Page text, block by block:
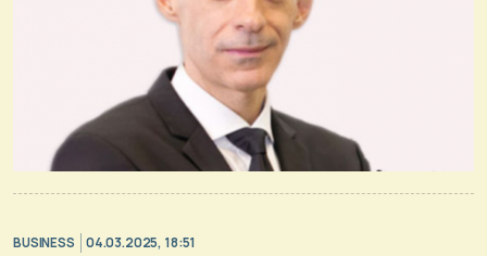
BUSINESS 04.03.2025, 18:51